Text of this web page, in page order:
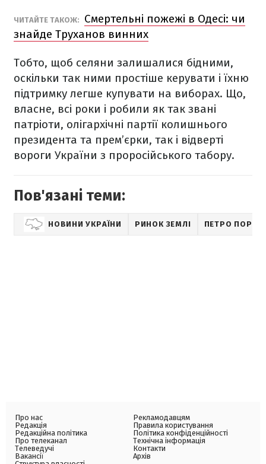
ЧИТАЙТЕ ТАКОЖ:
Смертельні пожежі в Одесі: чи
знайде Труханов винних
Тобто, щоб селяни залишалися бідними,
оскільки так ними простіше керувати і їхню
підтримку легше купувати на виборах. Що,
власне, всі роки і робили як так звані
патріоти, олігархічні партії колишнього
президента та прем’єрки, так і відверті
вороги України з проросійського табору.
Пов'язані теми:
НОВИНИ УКРАЇНИ РИНОК ЗЕМЛІ ПЕТРО
Про нас
Редакція
Редакційна політика
Про телеканал
Телеведучі
Вакансії
Рекламодавцям
Правила користування
Політика конфіденційності
Технічна інформація
Контакти
Архів